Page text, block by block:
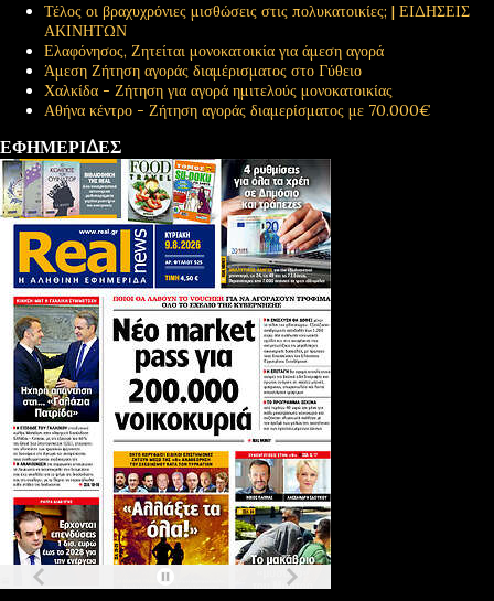
Τέλος οι βραχυχρόνιες μισθώσεις στις πολυκατοικίες; | ΕΙΔΗΣΕΙΣ
ΑΚΙΝΗΤΩΝ
Ελαφόνησος, Ζητείται μονοκατοικία για άμεση αγορά
Άμεση Ζήτηση αγοράς διαμέρισματος στο Γύθειο
Χαλκίδα - Ζήτηση για αγορά ημιτελούς μονοκατοικίας
Αθήνα κέντρο - Ζήτηση αγοράς διαμερίσματος με 70.000€
ΕΦΗΜΕΡΙΔΕΣ